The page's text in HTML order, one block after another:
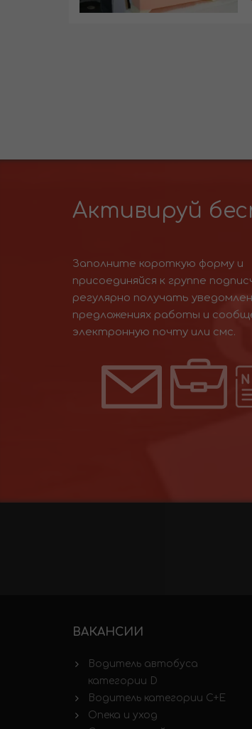
Активируй
Заполните короткую форму и
присоединяйся к группе
регулярно получать
предложениях работы и
электронную почту или смс.
ВАКАНСИИ
Водитель автобуса
категории D
Водитель категории C+E
Опека и уход